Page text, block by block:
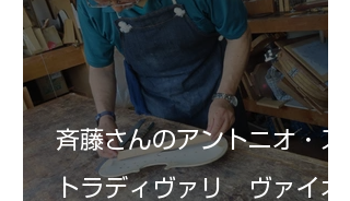
斉藤さんのアントニオ・ス
トラディヴァリ ヴァイオ